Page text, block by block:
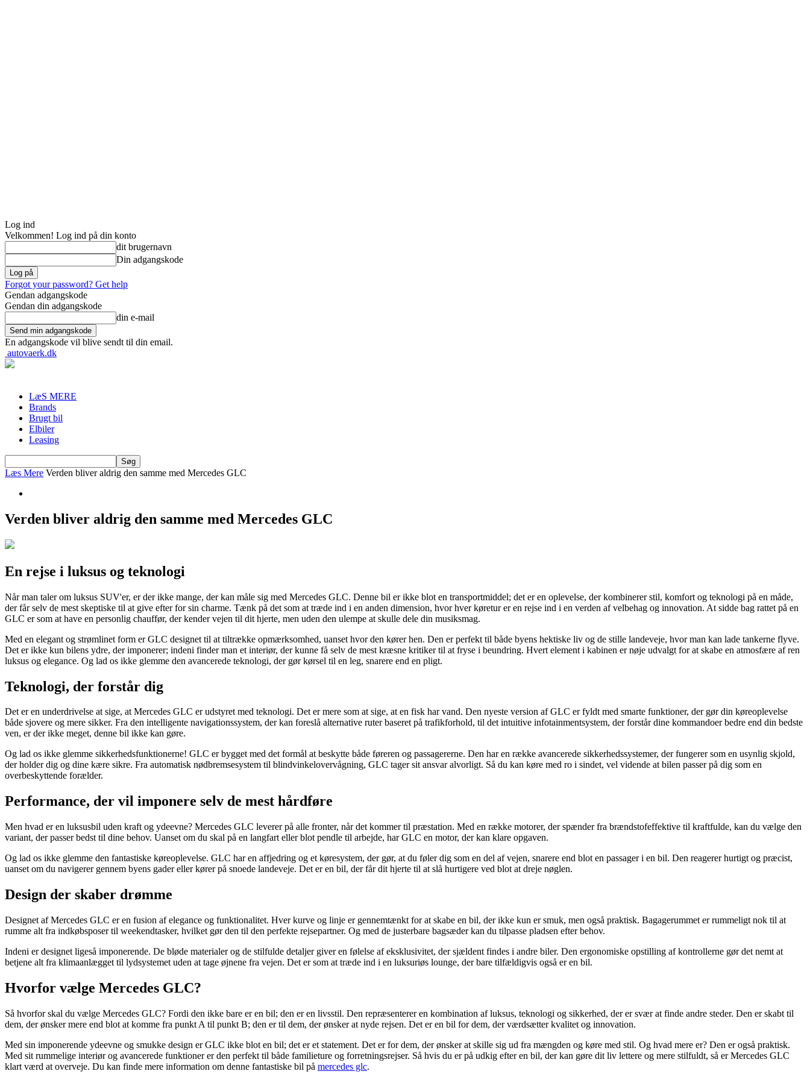
Log ind
Velkommen! Log ind på din konto
dit brugernavn
Din adgangskode
Forgot your password? Get help
Gendan adgangskode
Gendan din adgangskode
din e-mail
En adgangskode vil blive sendt til din email.
autovaerk.dk
LæS MERE
Brands
Brugt bil
Elbiler
Leasing
Læs Mere Verden bliver aldrig den samme med Mercedes GLC
Verden bliver aldrig den samme med Mercedes GLC
En rejse i luksus og teknologi
Når man taler om luksus SUV'er, er der ikke mange, der kan måle sig med Mercedes GLC. Denne bil er ikke blot en transportmiddel; det er en oplevelse, der kombinerer stil, komfort og teknologi på en måde,
der får selv de mest skeptiske til at give efter for sin charme. Tænk på det som at træde ind i en anden dimension, hvor hver køretur er en rejse ind i en verden af velbehag og innovation. At sidde bag rattet på en
GLC er som at have en personlig chauffør, der kender vejen til dit hjerte, men uden den ulempe at skulle dele din musiksmag.
Med en elegant og strømlinet form er GLC designet til at tiltrække opmærksomhed, uanset hvor den kører hen. Den er perfekt til både byens hektiske liv og de stille landeveje, hvor man kan lade tankerne flyve.
Det er ikke kun bilens ydre, der imponerer; indeni finder man et interiør, der kunne få selv de mest kræsne kritiker til at fryse i beundring. Hvert element i kabinen er nøje udvalgt for at skabe en atmosfære af ren
luksus og elegance. Og lad os ikke glemme den avancerede teknologi, der gør kørsel til en leg, snarere end en pligt.
Teknologi, der forstår dig
Det er en underdrivelse at sige, at Mercedes GLC er udstyret med teknologi. Det er mere som at sige, at en fisk har vand. Den nyeste version af GLC er fyldt med smarte funktioner, der gør din køreoplevelse
både sjovere og mere sikker. Fra den intelligente navigationssystem, der kan foreslå alternative ruter baseret på trafikforhold, til det intuitive infotainmentsystem, der forstår dine kommandoer bedre end din bedste
ven, er der ikke meget, denne bil ikke kan gøre.
Og lad os ikke glemme sikkerhedsfunktionerne! GLC er bygget med det formål at beskytte både føreren og passagererne. Den har en række avancerede sikkerhedssystemer, der fungerer som en usynlig skjold,
der holder dig og dine kære sikre. Fra automatisk nødbremsesystem til blindvinkelovervågning, GLC tager sit ansvar alvorligt. Så du kan køre med ro i sindet, vel vidende at bilen passer på dig som en
overbeskyttende forælder.
Performance, der vil imponere selv de mest hårdføre
Men hvad er en luksusbil uden kraft og ydeevne? Mercedes GLC leverer på alle fronter, når det kommer til præstation. Med en række motorer, der spænder fra brændstofeffektive til kraftfulde, kan du vælge den
variant, der passer bedst til dine behov. Uanset om du skal på en langfart eller blot pendle til arbejde, har GLC en motor, der kan klare opgaven.
Og lad os ikke glemme den fantastiske køreoplevelse. GLC har en affjedring og et køresystem, der gør, at du føler dig som en del af vejen, snarere end blot en passager i en bil. Den reagerer hurtigt og præcist,
uanset om du navigerer gennem byens gader eller kører på snoede landeveje. Det er en bil, der får dit hjerte til at slå hurtigere ved blot at dreje nøglen.
Design der skaber drømme
Designet af Mercedes GLC er en fusion af elegance og funktionalitet. Hver kurve og linje er gennemtænkt for at skabe en bil, der ikke kun er smuk, men også praktisk. Bagagerummet er rummeligt nok til at
rumme alt fra indkøbsposer til weekendtasker, hvilket gør den til den perfekte rejsepartner. Og med de justerbare bagsæder kan du tilpasse pladsen efter behov.
Indeni er designet ligeså imponerende. De bløde materialer og de stilfulde detaljer giver en følelse af eksklusivitet, der sjældent findes i andre biler. Den ergonomiske opstilling af kontrollerne gør det nemt at
betjene alt fra klimaanlægget til lydsystemet uden at tage øjnene fra vejen. Det er som at træde ind i en luksuriøs lounge, der bare tilfældigvis også er en bil.
Hvorfor vælge Mercedes GLC?
Så hvorfor skal du vælge Mercedes GLC? Fordi den ikke bare er en bil; den er en livsstil. Den repræsenterer en kombination af luksus, teknologi og sikkerhed, der er svær at finde andre steder. Den er skabt til
dem, der ønsker mere end blot at komme fra punkt A til punkt B; den er til dem, der ønsker at nyde rejsen. Det er en bil for dem, der værdsætter kvalitet og innovation.
Med sin imponerende ydeevne og smukke design er GLC ikke blot en bil; det er et statement. Det er for dem, der ønsker at skille sig ud fra mængden og køre med stil. Og hvad mere er? Den er også praktisk.
Med sit rummelige interiør og avancerede funktioner er den perfekt til både familieture og forretningsrejser. Så hvis du er på udkig efter en bil, der kan gøre dit liv lettere og mere stilfuldt, så er Mercedes GLC
klart værd at overveje. Du kan finde mere information om denne fantastiske bil på mercedes glc.